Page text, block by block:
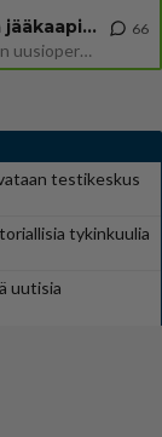
Uusioperheen aikuiset lapset tyhjentää jääkaapin käydessään
Miten selvittäisitte seuraavan ongelman, meillä on uusioperhe, minulla teini-ikäiset lapset ja puolisolla aikuiset, jotk
66
testikeskus
tykinkuulia
uutisia